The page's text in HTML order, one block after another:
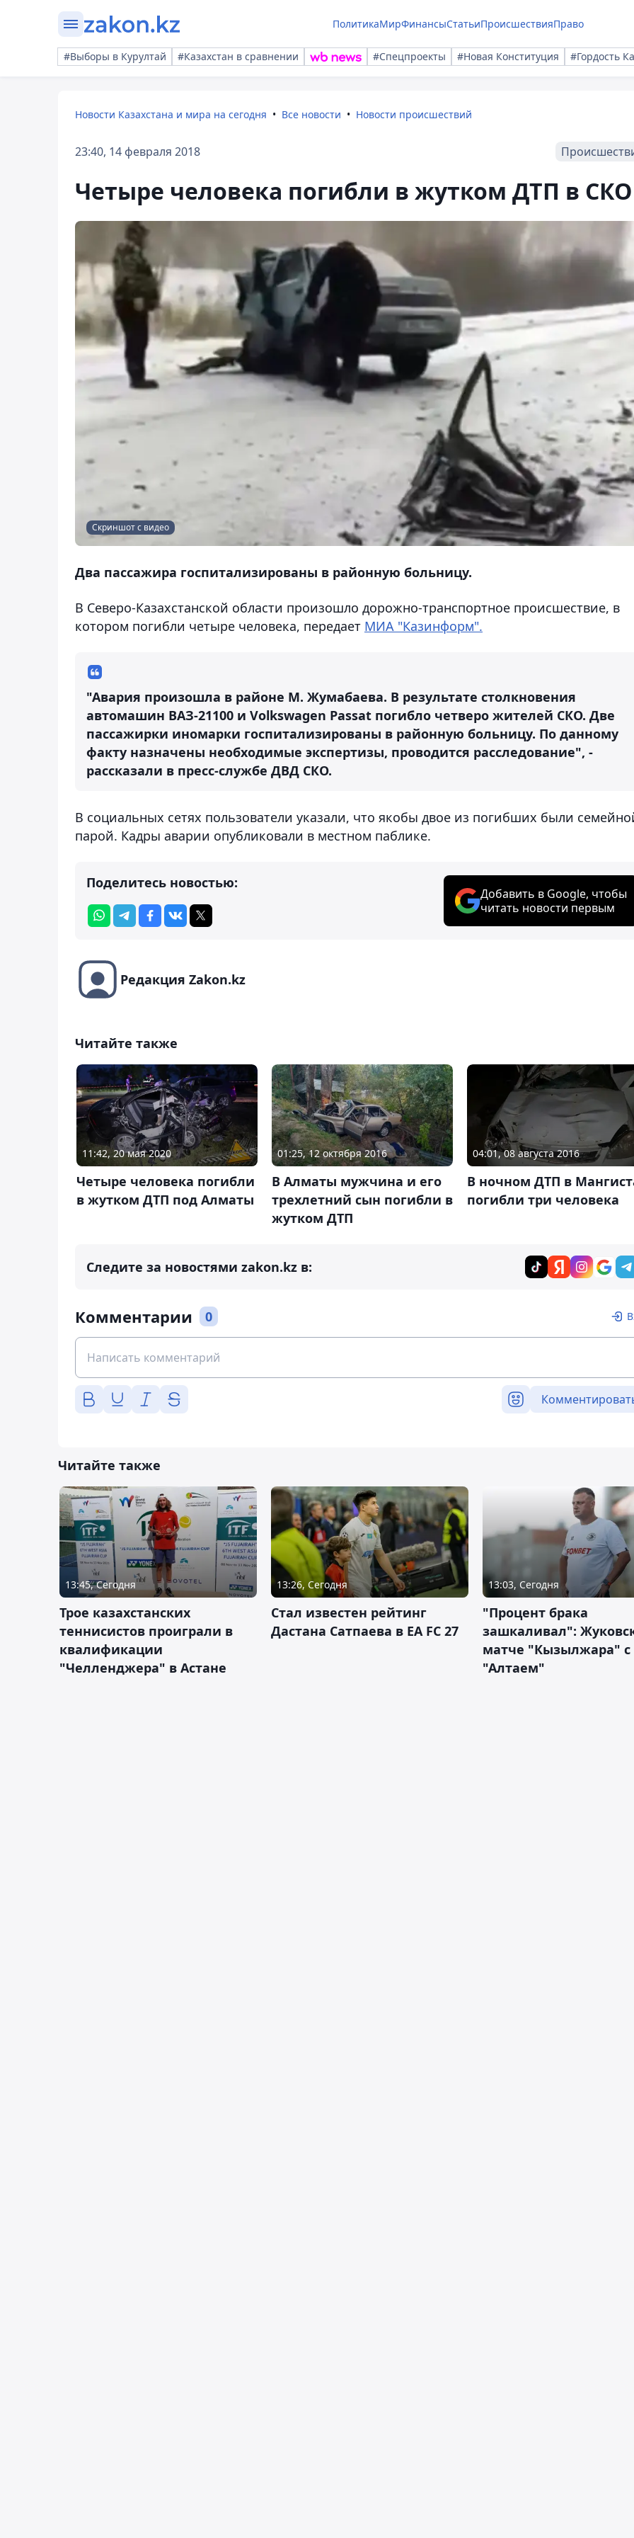
ПолитикаМирФинансыСтатьиПроисшествияПраво
#Выборы в Курултай #Казахстан в сравнении #Спецпроекты #Новая Конституция #Гордость
Новости Казахстана и мира на сегодня Все новости Новости происшествий
23:40, 14 февраля 2018
Четыре человека погибли в жутком ДТП в СКО
Скриншот с видео
Два пассажира госпитализированы в районную больницу.
В Северо-Казахстанской области произошло дорожно-транспортное происшествие, в
котором погибли четыре человека, передает МИА "Казинформ".
"Авария произошла в районе М. Жумабаева. В результате столкновения
автомашин ВАЗ-21100 и Volkswagen Passat погибло четверо жителей СКО. Две
пассажирки иномарки госпитализированы в районную больницу. По данному
факту назначены необходимые экспертизы, проводится расследование", -
рассказали в пресс-службе ДВД СКО.
В социальных сетях пользователи указали, что якобы двое из погибших были
парой. Кадры аварии опубликовали в местном паблике.
Поделитесь новостью:
Добавить в Google, чтобы
читать новости первым
Редакция Zakon.kz
Читайте также
11:42, 20 мая 2020
Четыре человека погибли
в жутком ДТП под Алматы
01:25, 12 октября 2016
В Алматы мужчина и его
трехлетний сын погибли в
жутком ДТП
04:01, 08 августа 2016
В ночном ДТП в
погибли три человека
Следите за новостями zakon.kz в:
Комментарии 0
Читайте также
13:45, Сегодня
Трое казахстанских
теннисистов проиграли в
квалификации
"Челленджера" в Астане
13:26, Сегодня
Стал известен рейтинг
Дастана Сатпаева в EA FC 27
13:03, Сегодня
"Процент брака
зашкаливал":
матче "Кызылжара" с
"Алтаем"